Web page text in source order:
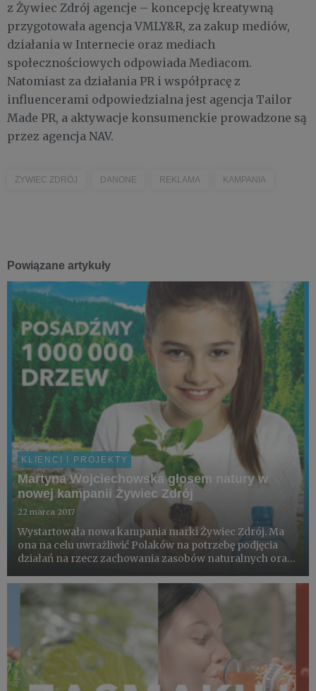
z Żywiec Zdrój agencje – koncepcję kreatywną
przygotowała agencja VMLY&R, za zakup mediów,
działania w Internecie oraz mediach
społecznościowych odpowiada Mediacom.
Natomiast za działania PR i współpracę z
influencerami odpowiedzialna jest agencja Tailor
Made PR, a aktywacje konsumenckie prowadzone są
przez agencja NAV.
ŻYWIEC ZDRÓJ DANONE REKLAMA KAMPANIA
Powiązane artykuły
KLIENCI I PROJEKTY
Martyna Wojciechowska głosem natury w
nowej kampanii Żywiec Zdrój
22 marca 2017
Wystartowała nowa kampania marki Żywiec Zdrój. Ma
ona na celu uwrażliwić Polaków na potrzebę podjęcia
działań na rzecz zachowania zasobów naturalnych oraz
miliona drzew. Jest ono realizowane w ramach programu